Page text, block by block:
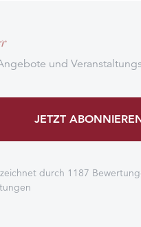
und
JETZT
durch 1187